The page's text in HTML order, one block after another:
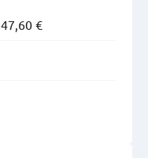
47,60 €